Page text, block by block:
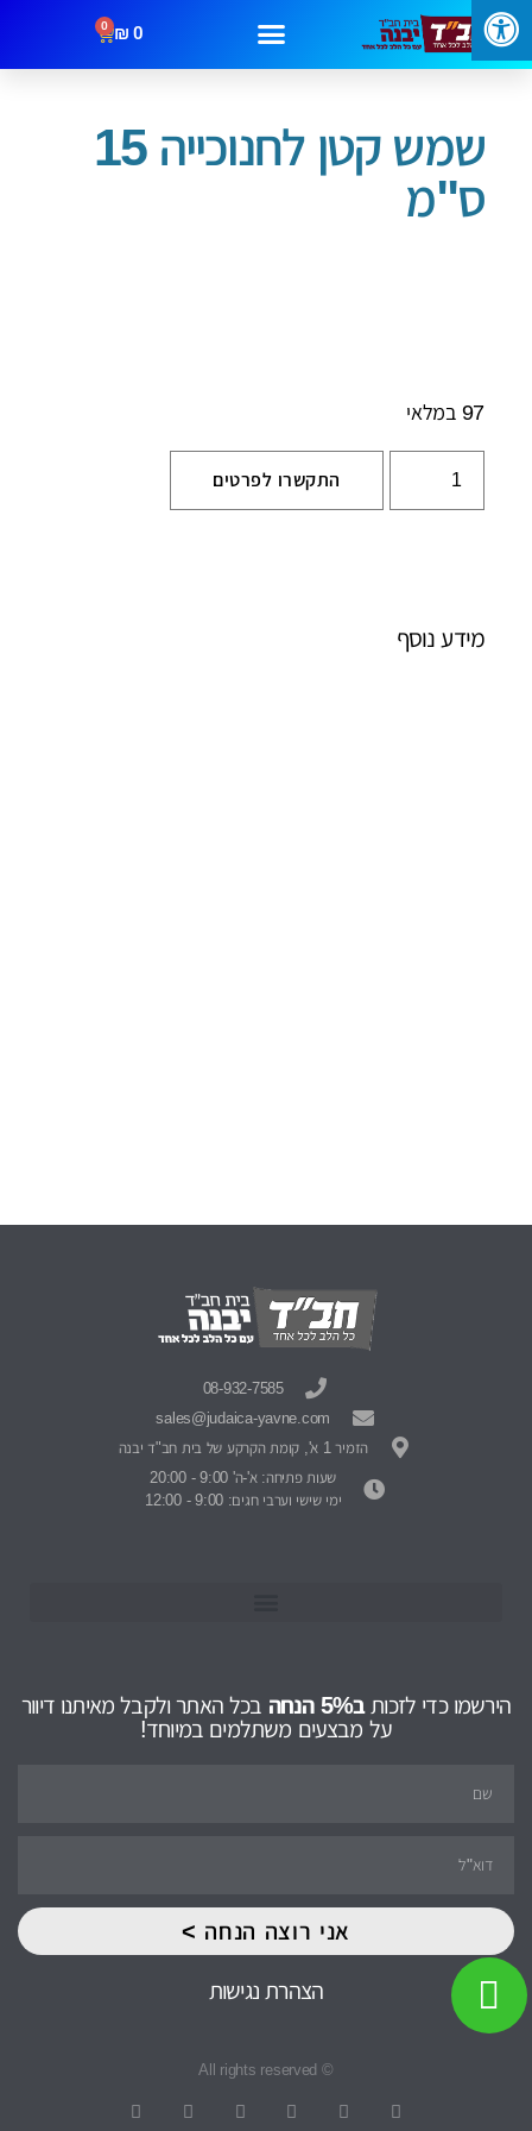
0
₪
0
עמוד הבית/חנוכה/ שמש קטן לחנוכייה 15 ס"מ
שמש קטן לחנוכייה 15
ס"מ
97 במלאי
התקשרו לפרטים
מידע נוסף
08-932-7585
sales@judaica-yavne.com
הזמיר 1 א', קומת הקרקע של בית חב"ד יבנה
שעות פתיחה: א'-ה' 9:00 - 20:00
ימי שישי וערבי חגים: 9:00 - 12:00
הירשמו כדי לזכותב5% הנחה
בכל האתר ולקבל מאיתנו דיוור
על מבצעים משתלמים במיוחד!
אני רוצה הנחה >
הצהרת נגישות
© All rights reserved